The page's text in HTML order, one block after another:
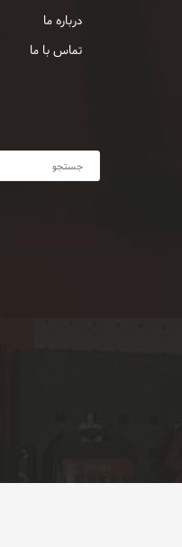
درباره ما
تماس با ما